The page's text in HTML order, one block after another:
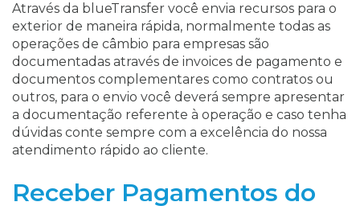
Através da blueTransfer você envia recursos para o
exterior de maneira rápida, normalmente todas as
operações de câmbio para empresas são
documentadas através de invoices de pagamento e
documentos complementares como contratos ou
outros, para o envio você deverá sempre apresentar
a documentação referente à operação e caso tenha
dúvidas conte sempre com a excelência do nossa
atendimento rápido ao cliente.
Receber Pagamentos do